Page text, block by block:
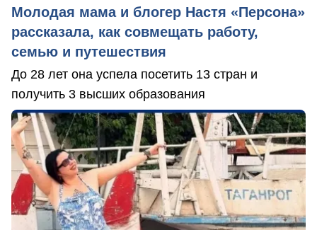
Молодая мама и блогер Настя «Персона»
рассказала, как совмещать работу,
семью и путешествия
До 28 лет она успела посетить 13 стран и
получить 3 высших образования